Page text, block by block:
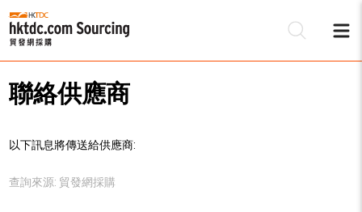
聯絡供應商
以下訊息將傳送給供應商:
查詢來源: 貿發網採購